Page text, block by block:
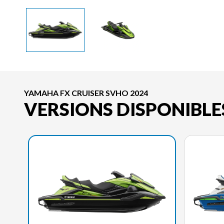
YAMAHA FX CRUISER SVHO 2024
VERSIONS